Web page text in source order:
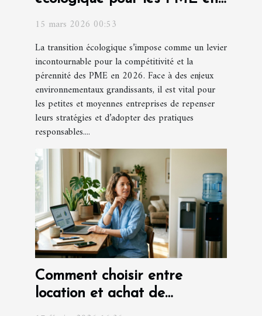
15 mars 2026 00:53
La transition écologique s’impose comme un levier
incontournable pour la compétitivité et la
pérennité des PME en 2026. Face à des enjeux
environnementaux grandissants, il est vital pour
les petites et moyennes entreprises de repenser
leurs stratégies et d’adopter des pratiques
responsables....
Comment choisir entre
location et achat de
fontaines à eau ?